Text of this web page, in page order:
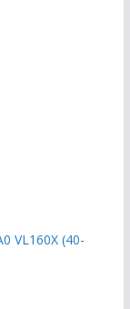
VL160X (40-